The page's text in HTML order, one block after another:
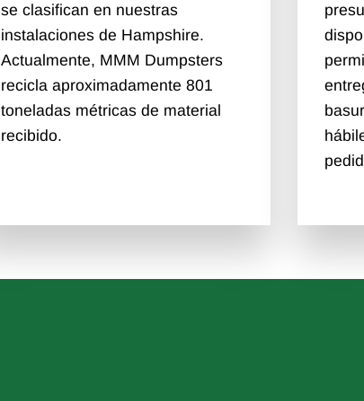
se clasifican en nuestras
instalaciones de Hampshire.
Actualmente, MMM Dumpsters
recicla aproximadamente 801
toneladas métricas de material
recibido.